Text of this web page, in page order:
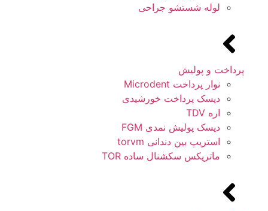
لوله شستشو جراحی
پرداخت و پولیش
نوار پرداخت Microdent
دیسک پرداخت خورشیدی
اره TDV
دیسک پولیش نمدی FGM
استریپ بین دندانی torvm
ماتریکس سکشنال ساده TOR